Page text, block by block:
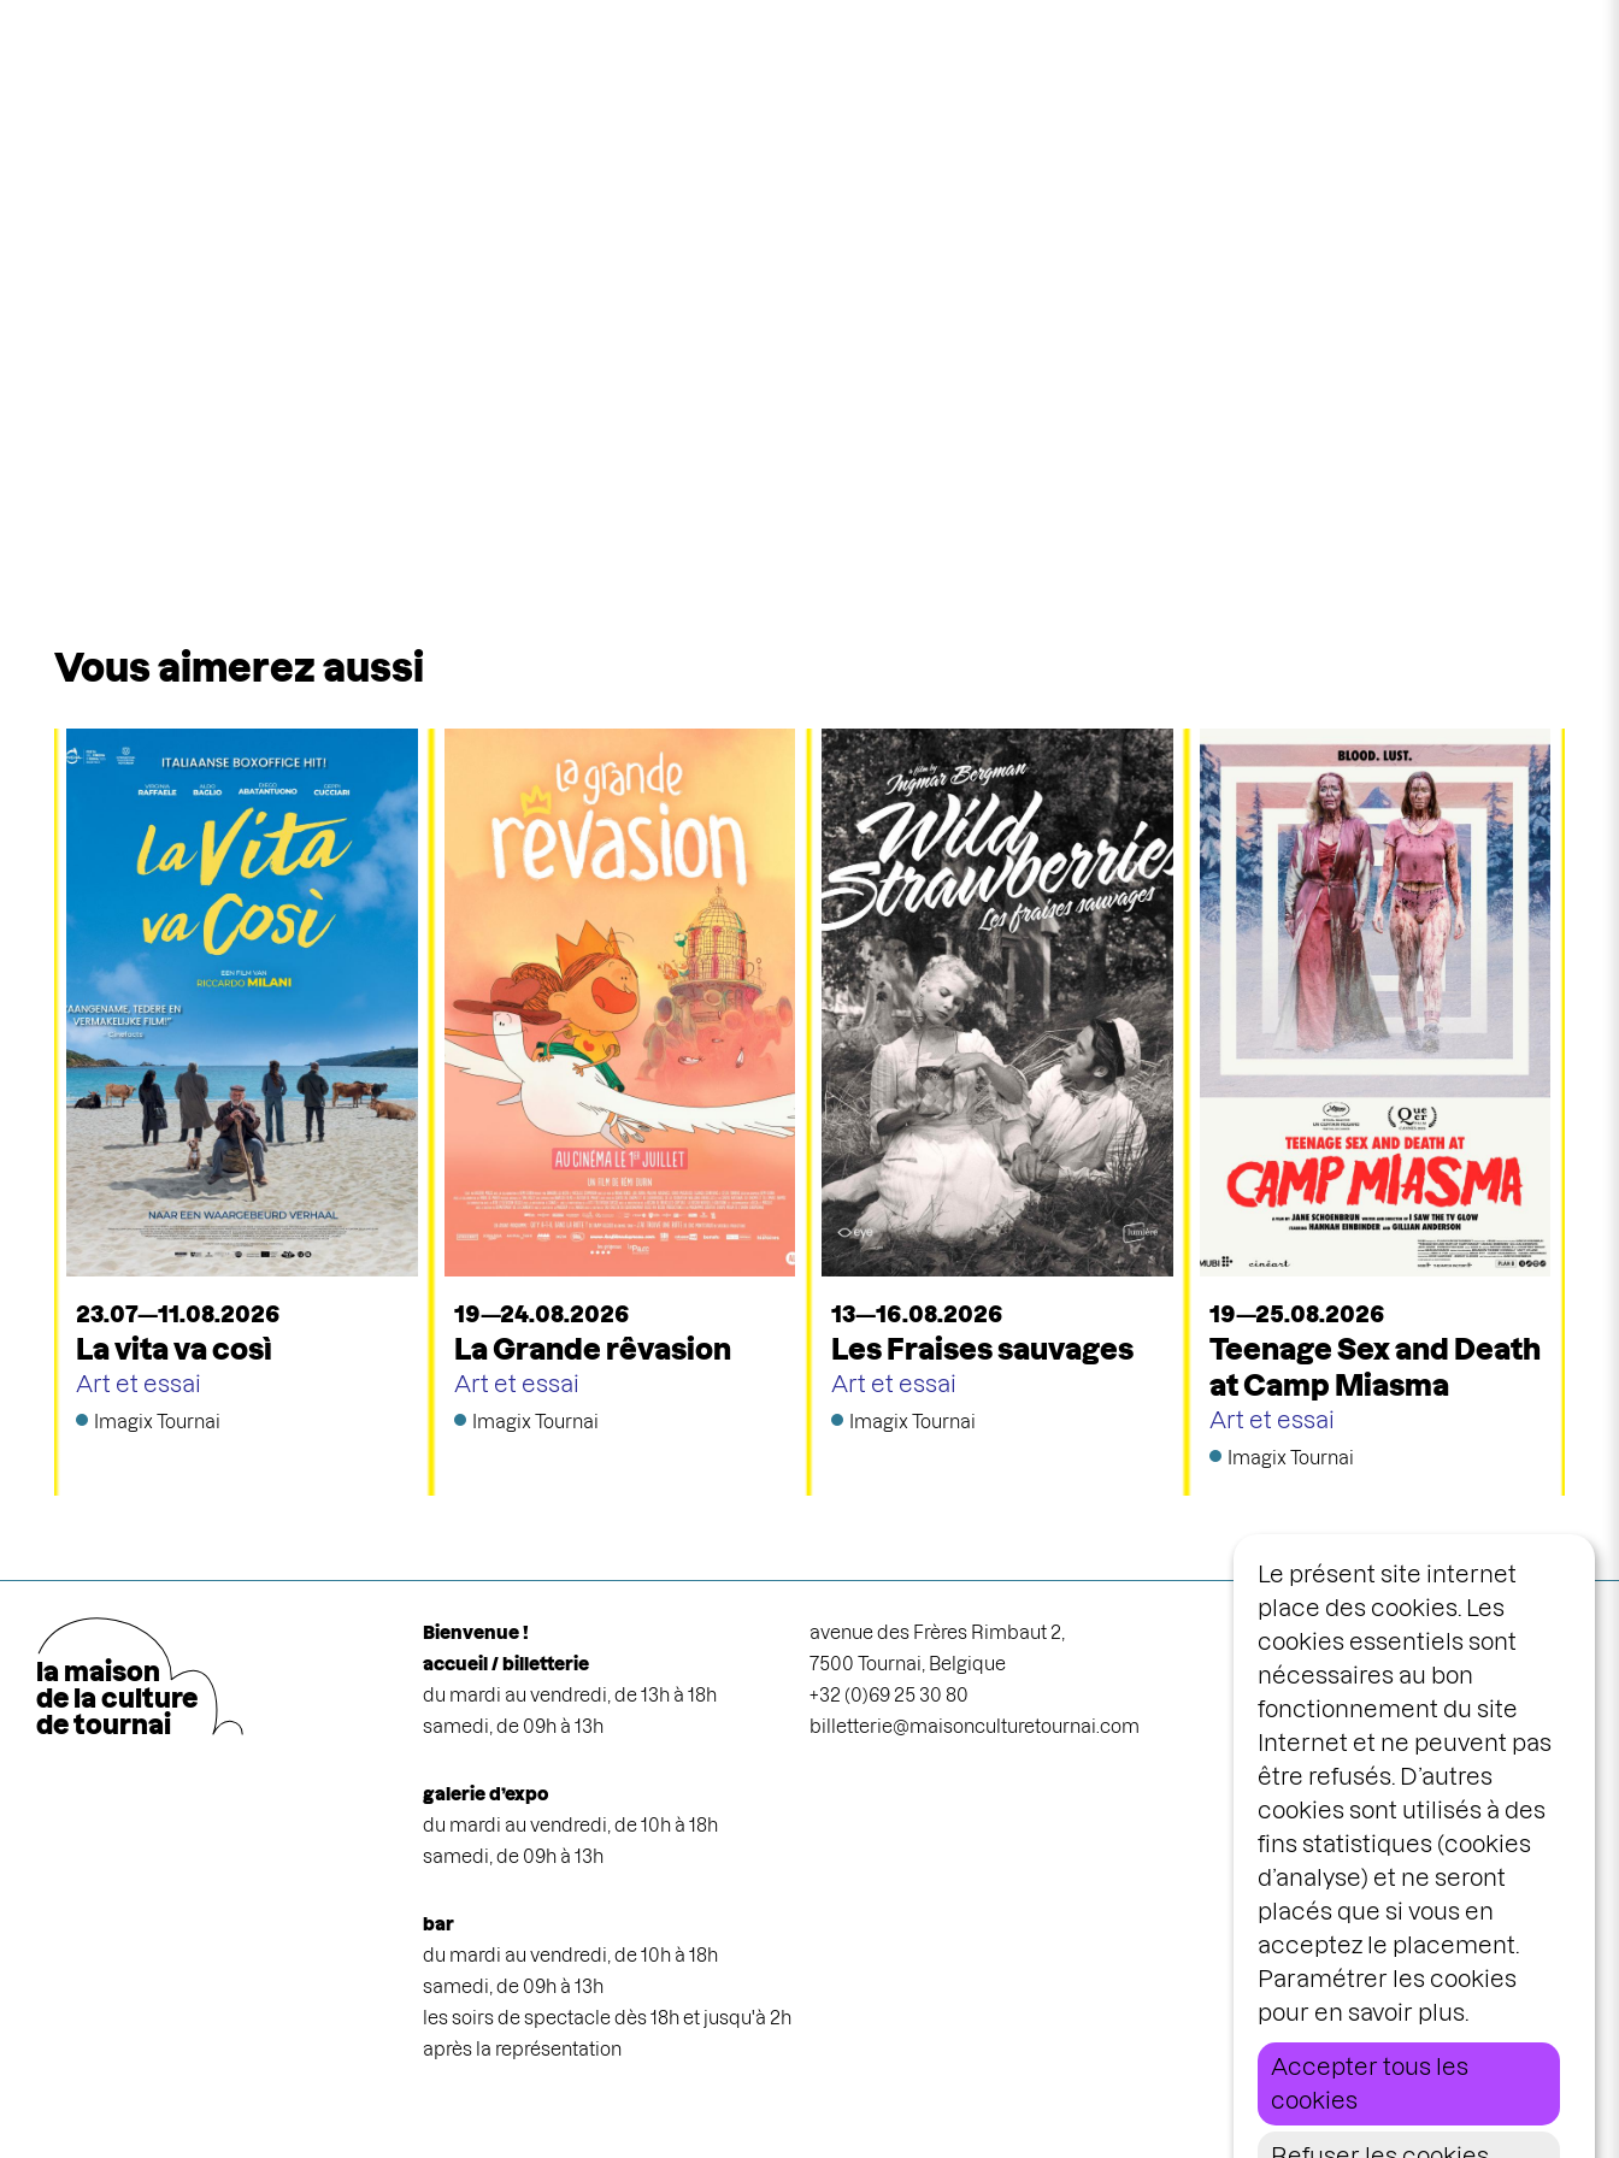
Le présent site internet
place des cookies. Les
cookies essentiels sont
nécessaires au bon
fonctionnement du site
Internet et ne peuvent pas
être refusés. D’autres
cookies sont utilisés à des
fins statistiques (cookies
d’analyse) et ne seront
placés que si vous en
acceptez le placement.
Paramétrer les cookies
pour en savoir plus.
Accepter tous les
cookies
Vous aimerez aussi
23.07—11.08.2026
La vita va così
Art et essai
Imagix Tournai
19—24.08.2026
La Grande rêvasion
Art et essai
Imagix Tournai
13—16.08.2026
Les Fraises sauvages
Art et essai
Imagix Tournai
19—25.08.2026
Teenage Sex and Death
at Camp Miasma
Art et essai
Imagix Tournai
la maison
de la culture
de tournai
Bienvenue !
accueil / billetterie
du mardi au vendredi, de 13h à 18h
samedi, de 09h à 13h
galerie d’expo
du mardi au vendredi, de 10h à 18h
samedi, de 09h à 13h
bar
du mardi au vendredi, de 10h à 18h
samedi, de 09h à 13h
les soirs de spectacle dès 18h et jusqu'à 2h
après la représentation
avenue des Frères Rimbaut 2,
7500 Tournai, Belgique
+32 (0)69 25 30 80
billetterie@maisonculturetournai.com
Navigation
principale
programme
calendrier
avec vous
la maison
le centre scénique
infos pratiques
billetterie
espace pros &
publics
idées cadeaux
stages & ateliers